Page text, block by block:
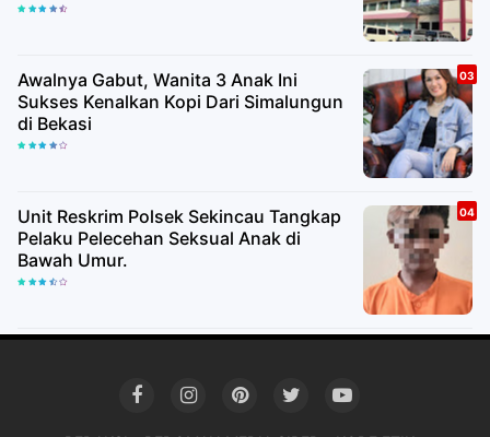
Awalnya Gabut, Wanita 3 Anak Ini
Sukses Kenalkan Kopi Dari Simalungun
di Bekasi
Unit Reskrim Polsek Sekincau Tangkap
Pelaku Pelecehan Seksual Anak di
Bawah Umur.